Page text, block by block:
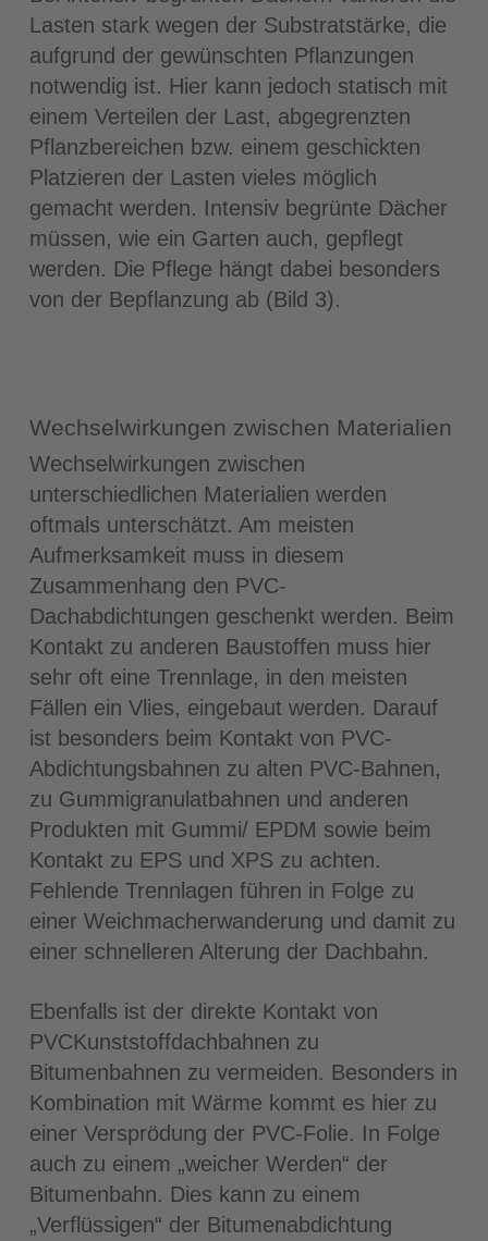
Lasten stark wegen der Substratstärke, die
aufgrund der gewünschten Pflanzungen
notwendig ist. Hier kann jedoch statisch mit
einem Verteilen der Last, abgegrenzten
Pflanzbereichen bzw. einem geschickten
Platzieren der Lasten vieles möglich
gemacht werden. Intensiv begrünte Dächer
müssen, wie ein Garten auch, gepflegt
werden. Die Pflege hängt dabei besonders
von der Bepflanzung ab (Bild 3).
Wechselwirkungen zwischen Materialien
Wechselwirkungen zwischen
unterschiedlichen Materialien werden
oftmals unterschätzt. Am meisten
Aufmerksamkeit muss in diesem
Zusammenhang den PVC-
Dachabdichtungen geschenkt werden. Beim
Kontakt zu anderen Baustoffen muss hier
sehr oft eine Trennlage, in den meisten
Fällen ein Vlies, eingebaut werden. Darauf
ist besonders beim Kontakt von PVC-
Abdichtungsbahnen zu alten PVC-Bahnen,
zu Gummigranulatbahnen und anderen
Produkten mit Gummi/ EPDM sowie beim
Kontakt zu EPS und XPS zu achten.
Fehlende Trennlagen führen in Folge zu
einer Weichmacherwanderung und damit zu
einer schnelleren Alterung der Dachbahn.
Ebenfalls ist der direkte Kontakt von
PVCKunststoffdachbahnen zu
Bitumenbahnen zu vermeiden. Besonders in
Kombination mit Wärme kommt es hier zu
einer Versprödung der PVC-Folie. In Folge
auch zu einem „weicher Werden“ der
Bitumenbahn. Dies kann zu einem
„Verflüssigen“ der Bitumenabdichtung